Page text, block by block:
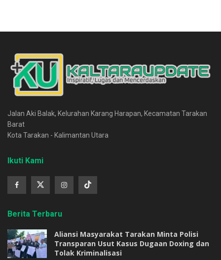
Jalan Aki Balak, Kelurahan Karang Harapan, Kecamatan Tarakan
Barat
Kota Tarakan - Kalimantan Utara
Ikuti Kami
Berita Terbaru
Aliansi Masyarakat Tarakan Minta Polisi
Transparan Usut Kasus Dugaan Doxing dan
Tolak Kriminalisasi